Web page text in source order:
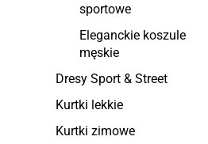
sportowe
Eleganckie koszule
męskie
Dresy Sport & Street
Kurtki lekkie
Kurtki zimowe